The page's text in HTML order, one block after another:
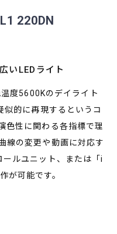
220DN
いLEDライト
度5600Kのデイライト
似的に再現するというコ
色性に関わる各指標で理
線の変更や動画に対応す
ルユニット、または「i
が可能です。